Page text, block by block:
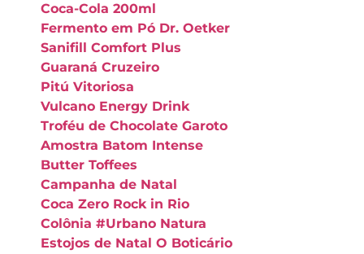
Coca-Cola 200ml
Fermento em Pó Dr. Oetker
Sanifill Comfort Plus
Guaraná Cruzeiro
Pitú Vitoriosa
Vulcano Energy Drink
Troféu de Chocolate Garoto
Amostra Batom Intense
Butter Toffees
Campanha de Natal
Coca Zero Rock in Rio
Colônia #Urbano Natura
Estojos de Natal O Boticário